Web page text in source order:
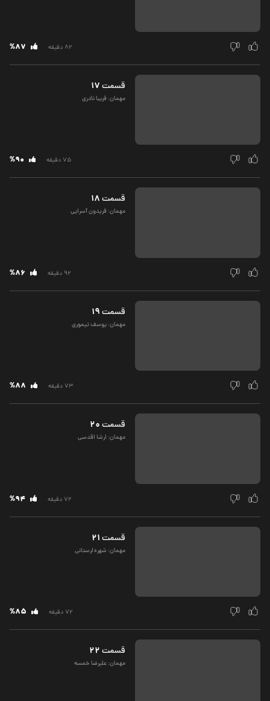
82 دقیقه %87
قسمت‌17
مهمان: فریبا نادری
75 دقیقه %90
قسمت‌18
مهمان: فریدون آسرایی
92 دقیقه %86
قسمت‌19
مهمان: یوسف تیموری
73 دقیقه %88
قسمت‌20
مهمان: ارشا اقدسی
72 دقیقه %94
قسمت‌21
مهمان: شهره لرستانی
72 دقیقه %85
قسمت‌22
مهمان: علیرضا خمسه